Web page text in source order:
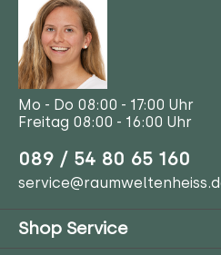
Mo - Do 08:00 - 17:00 Uhr
Freitag 08:00 - 16:00 Uhr
089 / 54 80 65 160
Shop Service